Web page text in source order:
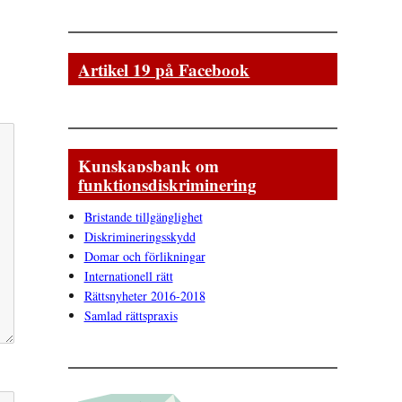
Artikel 19 på Facebook
Kunskapsbank om
funktionsdiskriminering
Bristande tillgänglighet
Diskrimineringsskydd
Domar och förlikningar
Internationell rätt
Rättsnyheter 2016-2018
Samlad rättspraxis